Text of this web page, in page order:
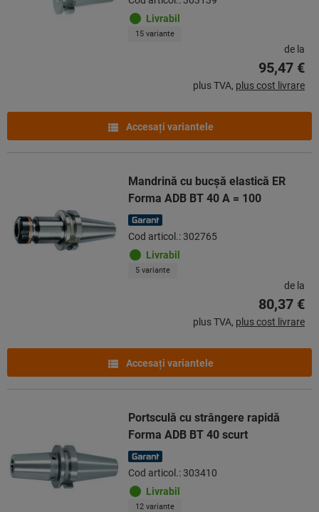
Livrabil
15 variante
de la
95,47 €
plus TVA, plus cost livrare
Accesaţi variantele
Mandrină cu bucşă elastică ER
Forma ADB BT 40 A = 100
Cod articol.: 302765
Livrabil
5 variante
de la
80,37 €
plus TVA, plus cost livrare
Accesaţi variantele
Portsculă cu strângere rapidă
Forma ADB BT 40 scurt
Cod articol.: 303410
Livrabil
12 variante